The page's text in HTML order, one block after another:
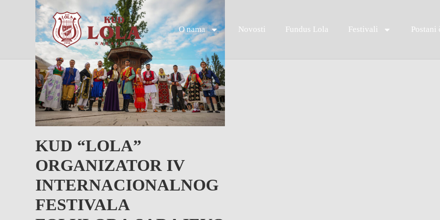
O nama Novosti Fundus Lola Festivali Postani
KUD “LOLA”
ORGANIZATOR IV
INTERNACIONALNOG
FESTIVALA